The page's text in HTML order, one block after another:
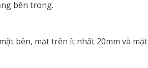
bên trong.
bên, mặt trên ít nhất 20mm và mặt